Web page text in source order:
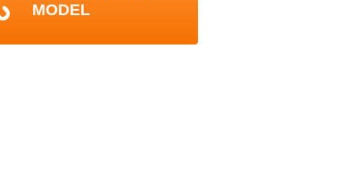
MODEL